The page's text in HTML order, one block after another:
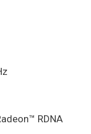
RDNA